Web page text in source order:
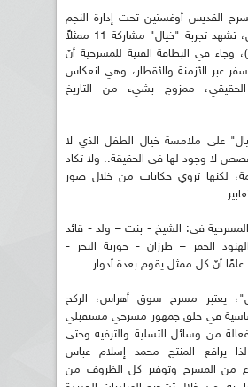
القديس أوغستين تحت إدارة النجم
محمد إسلام عباس، تشهد تجربة "خيال" مشاركة 11 ممثلاً
وجاء في البطاقة الفنية للمسرحية أنّ
عبر الأزمنة والأقطار، وهي انعكاس
الحقيقي، ممزوج بشيء من التاريخ
على ملامسة خيال الطفل الذي لا
لا وجود لها في الحقيقة.. ولا تكاد
لكنها تروي حكايات من خلال صور
في: الشيخ - بنت – ولد - قائد
الحمر – طرزان - حورية البحر -
علمًا أنّ كل ممثل يقوم بعدة أدوار.
يعتبر مسرح سوق أهراس، الركح
في خلق جمهور مسرحي مستقبلي
من وسائل التسلية والترفيه وحتى
لذا يرافع المنتج محمد إسلام عباس
من المسرح وتوفير كل الظروف من